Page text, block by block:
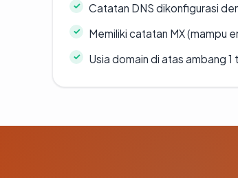
Catatan DNS dikonfigurasi
Memiliki catatan MX (mampu
Usia domain di atas ambang 1